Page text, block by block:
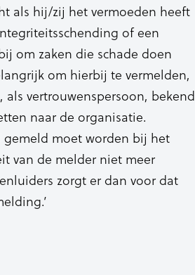
als hij/zij het vermoeden heeft
of een
om zaken die schade doen
om hierbij te vermelden,
vertrouwenspersoon, bekend
naar de organisatie.
gemeld moet worden bij het
van de melder niet meer
zorgt er dan voor dat